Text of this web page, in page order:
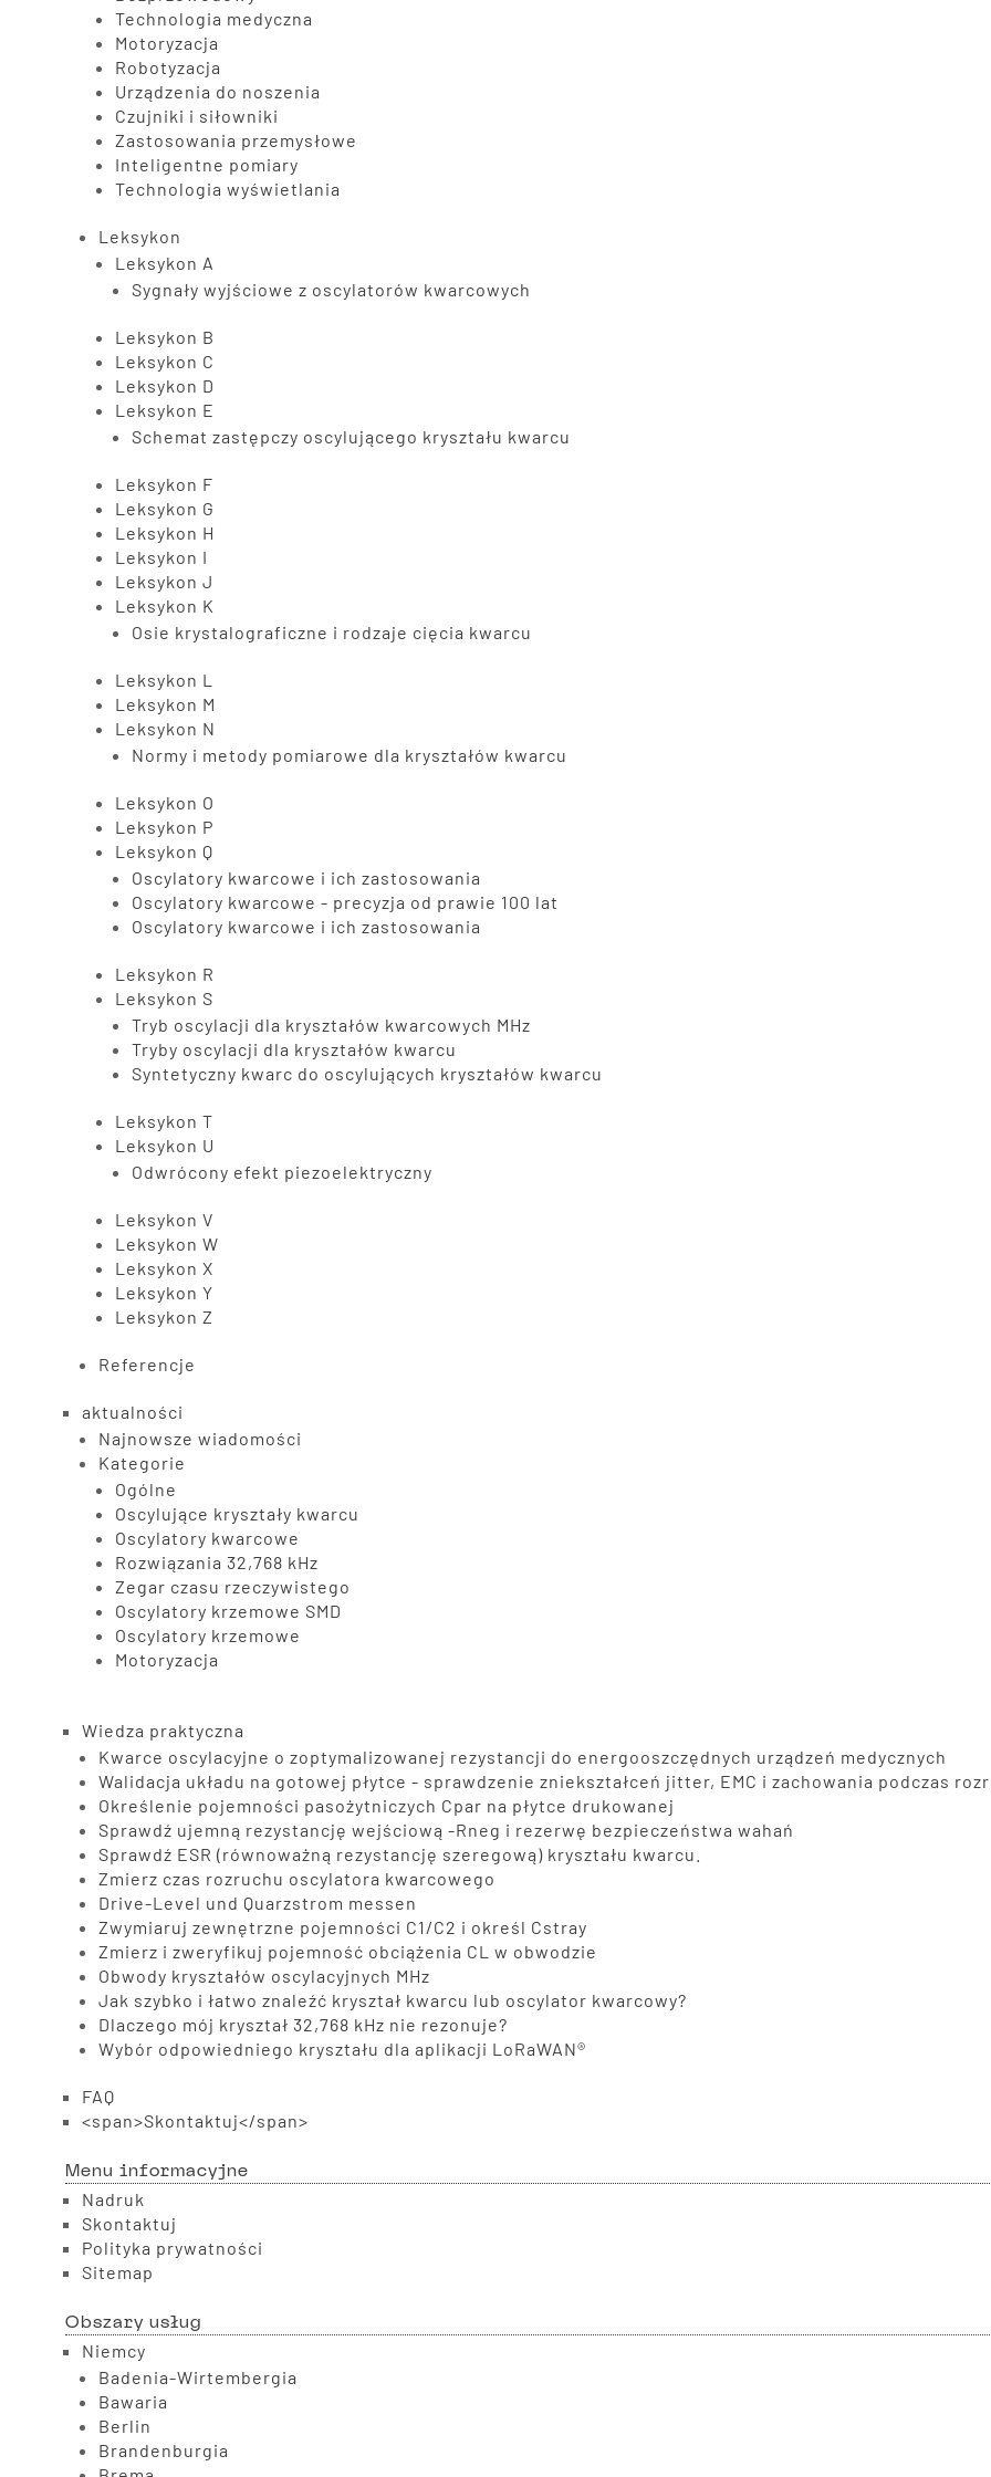
Technologia medyczna
Motoryzacja
Robotyzacja
Urządzenia do noszenia
Czujniki i siłowniki
Zastosowania przemysłowe
Inteligentne pomiary
Technologia wyświetlania
Leksykon
Leksykon A
Sygnały wyjściowe z oscylatorów kwarcowych
Leksykon B
Leksykon C
Leksykon D
Leksykon E
Schemat zastępczy oscylującego kryształu kwarcu
Leksykon F
Leksykon G
Leksykon H
Leksykon I
Leksykon J
Leksykon K
Osie krystalograficzne i rodzaje cięcia kwarcu
Leksykon L
Leksykon M
Leksykon N
Normy i metody pomiarowe dla kryształów kwarcu
Leksykon O
Leksykon P
Leksykon Q
Oscylatory kwarcowe i ich zastosowania
Oscylatory kwarcowe - precyzja od prawie 100 lat
Oscylatory kwarcowe i ich zastosowania
Leksykon R
Leksykon S
Tryb oscylacji dla kryształów kwarcowych MHz
Tryby oscylacji dla kryształów kwarcu
Syntetyczny kwarc do oscylujących kryształów kwarcu
Leksykon T
Leksykon U
Odwrócony efekt piezoelektryczny
Leksykon V
Leksykon W
Leksykon X
Leksykon Y
Leksykon Z
Referencje
aktualności
Najnowsze wiadomości
Kategorie
Ogólne
Oscylujące kryształy kwarcu
Oscylatory kwarcowe
Rozwiązania 32,768 kHz
Zegar czasu rzeczywistego
Oscylatory krzemowe SMD
Oscylatory krzemowe
Motoryzacja
Wiedza praktyczna
Kwarce oscylacyjne o zoptymalizowanej rezystancji do energooszczędnych urządzeń medycznych
Walidacja układu na gotowej płytce - sprawdzenie zniekształceń jitter, EMC i zachowania podczas
Określenie pojemności pasożytniczych Cpar na płytce drukowanej
Sprawdź ujemną rezystancję wejściową -Rneg i rezerwę bezpieczeństwa wahań
Sprawdź ESR (równoważną rezystancję szeregową) kryształu kwarcu.
Zmierz czas rozruchu oscylatora kwarcowego
Drive-Level und Quarzstrom messen
Zwymiaruj zewnętrzne pojemności C1/C2 i określ Cstray
Zmierz i zweryfikuj pojemność obciążenia CL w obwodzie
Obwody kryształów oscylacyjnych MHz
Jak szybko i łatwo znaleźć kryształ kwarcu lub oscylator kwarcowy?
Dlaczego mój kryształ 32,768 kHz nie rezonuje?
Wybór odpowiedniego kryształu dla aplikacji LoRaWAN®
FAQ
<span>Skontaktuj</span>
Menu informacyjne
Nadruk
Skontaktuj
Polityka prywatności
Sitemap
Obszary usług
Niemcy
Badenia-Wirtembergia
Bawaria
Berlin
Brandenburgia